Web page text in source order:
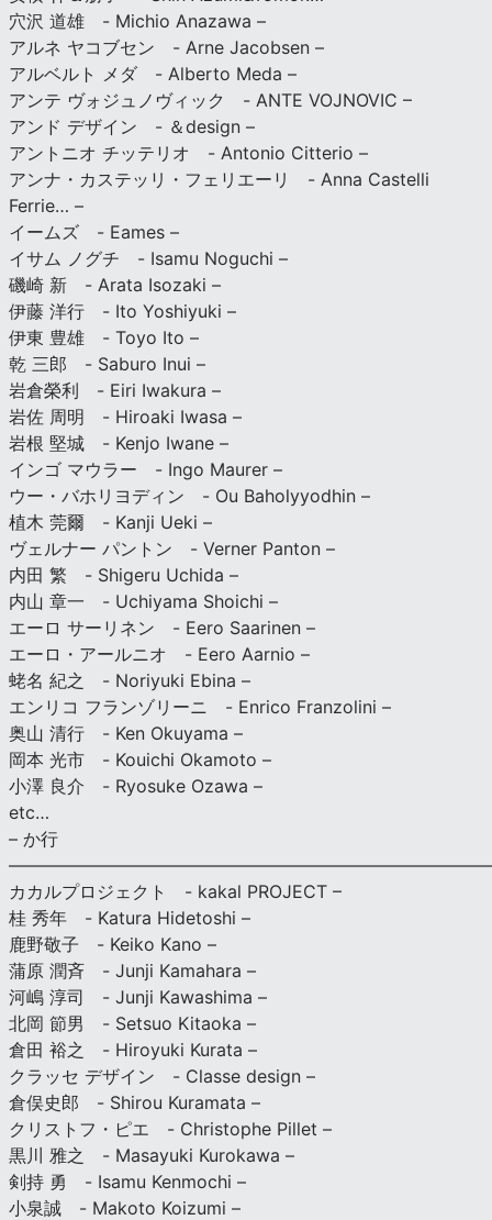
穴沢 道雄 - Michio Anazawa –
アルネ ヤコブセン - Arne Jacobsen –
アルベルト メダ - Alberto Meda –
アンテ ヴォジュノヴィック - ANTE VOJNOVIC –
アンド デザイン - ＆design –
アントニオ チッテリオ - Antonio Citterio –
アンナ・カステッリ・フェリエーリ - Anna Castelli
Ferrie… –
イームズ - Eames –
イサム ノグチ - Isamu Noguchi –
磯崎 新 - Arata Isozaki –
伊藤 洋行 - Ito Yoshiyuki –
伊東 豊雄 - Toyo Ito –
乾 三郎 - Saburo Inui –
岩倉榮利 - Eiri Iwakura –
岩佐 周明 - Hiroaki Iwasa –
岩根 堅城 - Kenjo Iwane –
インゴ マウラー - Ingo Maurer –
ウー・バホリヨディン - Ou Baholyyodhin –
植木 莞爾 - Kanji Ueki –
ヴェルナー パントン - Verner Panton –
内田 繁 - Shigeru Uchida –
内山 章一 - Uchiyama Shoichi –
エーロ サーリネン - Eero Saarinen –
エーロ・アールニオ - Eero Aarnio –
蛯名 紀之 - Noriyuki Ebina –
エンリコ フランゾリーニ - Enrico Franzolini –
奥山 清行 - Ken Okuyama –
岡本 光市 - Kouichi Okamoto –
小澤 良介 - Ryosuke Ozawa –
etc…
– か行
カカルプロジェクト - kakal PROJECT –
桂 秀年 - Katura Hidetoshi –
鹿野敬子 - Keiko Kano –
蒲原 潤斉 - Junji Kamahara –
河嶋 淳司 - Junji Kawashima –
北岡 節男 - Setsuo Kitaoka –
倉田 裕之 - Hiroyuki Kurata –
クラッセ デザイン - Classe design –
倉俣史郎 - Shirou Kuramata –
クリストフ・ピエ - Christophe Pillet –
黒川 雅之 - Masayuki Kurokawa –
剣持 勇 - Isamu Kenmochi –
小泉誠 - Makoto Koizumi –